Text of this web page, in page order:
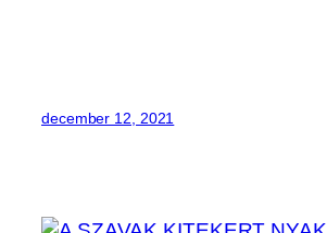
december 12, 2021